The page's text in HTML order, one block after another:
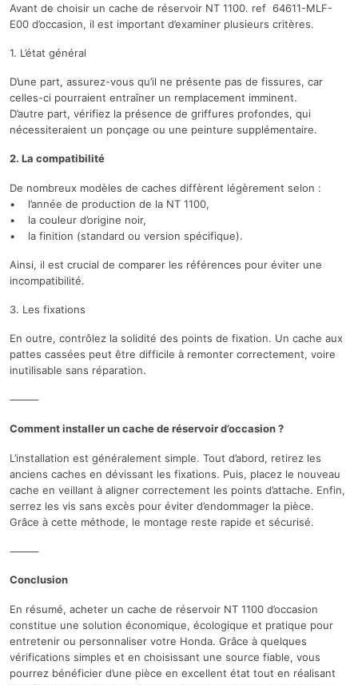
Avant de choisir un cache de réservoir NT 1100. ref 64611-MLF-
E00 d’occasion, il est important d’examiner plusieurs critères.
1. L’état général
D’une part, assurez-vous qu’il ne présente pas de fissures, car
celles-ci pourraient entraîner un remplacement imminent.
D’autre part, vérifiez la présence de griffures profondes, qui
nécessiteraient un ponçage ou une peinture supplémentaire.
2. La compatibilité
De nombreux modèles de caches diffèrent légèrement selon :
• l’année de production de la NT 1100,
• la couleur d’origine noir,
• la finition (standard ou version spécifique).
Ainsi, il est crucial de comparer les références pour éviter une
incompatibilité.
3. Les fixations
En outre, contrôlez la solidité des points de fixation. Un cache aux
pattes cassées peut être difficile à remonter correctement, voire
inutilisable sans réparation.
⸻
Comment installer un cache de réservoir d’occasion ?
L’installation est généralement simple. Tout d’abord, retirez les
anciens caches en dévissant les fixations. Puis, placez le nouveau
cache en veillant à aligner correctement les points d’attache. Enfin,
serrez les vis sans excès pour éviter d’endommager la pièce.
Grâce à cette méthode, le montage reste rapide et sécurisé.
⸻
Conclusion
En résumé, acheter un cache de réservoir NT 1100 d’occasion
constitue une solution économique, écologique et pratique pour
entretenir ou personnaliser votre Honda. Grâce à quelques
vérifications simples et en choisissant une source fiable, vous
pourrez bénéficier d’une pièce en excellent état tout en réalisant